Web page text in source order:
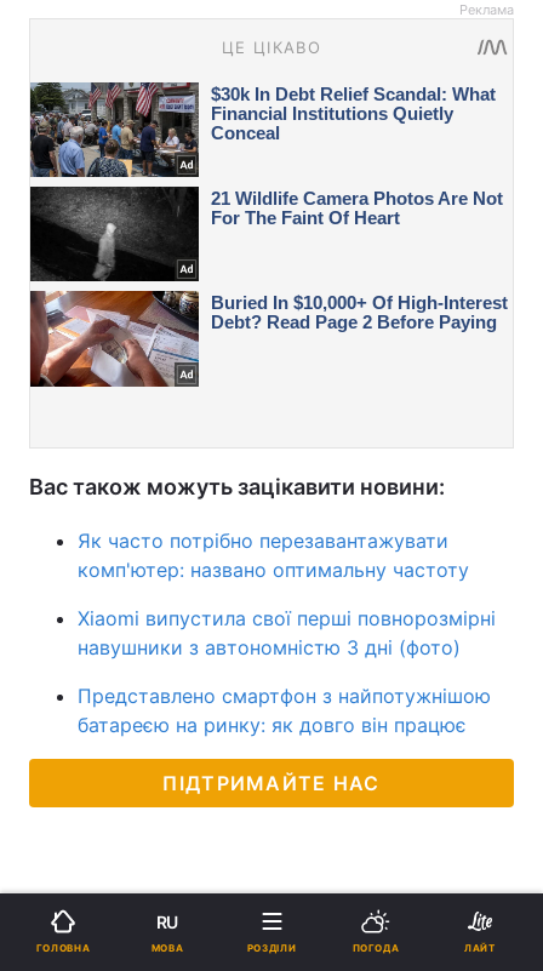
Реклама
Вас також можуть зацікавити новини:
Як часто потрібно перезавантажувати
комп'ютер: названо оптимальну частоту
Xiaomi випустила свої перші повнорозмірні
навушники з автономністю 3 дні (фото)
Представлено смартфон з найпотужнішою
батареєю на ринку: як довго він працює
ПІДТРИМАЙТЕ НАС
ГОЛОВНА
RU
МОВА РОЗДІЛИ ПОГОДА ЛАЙТ